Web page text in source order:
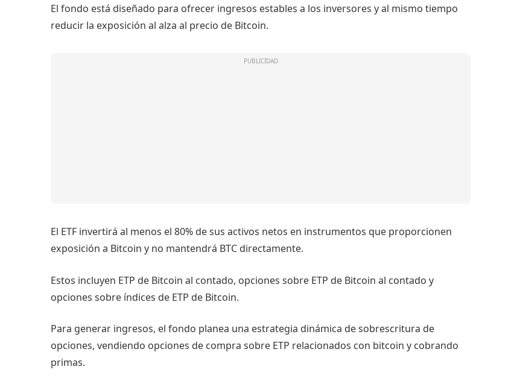
El fondo está diseñado para ofrecer ingresos estables a los inversores y al mismo tiempo
reducir la exposición al alza al precio de Bitcoin.
El ETF invertirá al menos el 80% de sus activos netos en instrumentos que proporcionen
exposición a Bitcoin y no mantendrá BTC directamente.
Estos incluyen ETP de Bitcoin al contado, opciones sobre ETP de Bitcoin al contado y
opciones sobre índices de ETP de Bitcoin.
Para generar ingresos, el fondo planea una estrategia dinámica de sobrescritura de
opciones, vendiendo opciones de compra sobre ETP relacionados con bitcoin y cobrando
primas.